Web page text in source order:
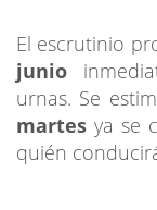
El escrutinio
junio
urnas. Se
martes ya se
quién